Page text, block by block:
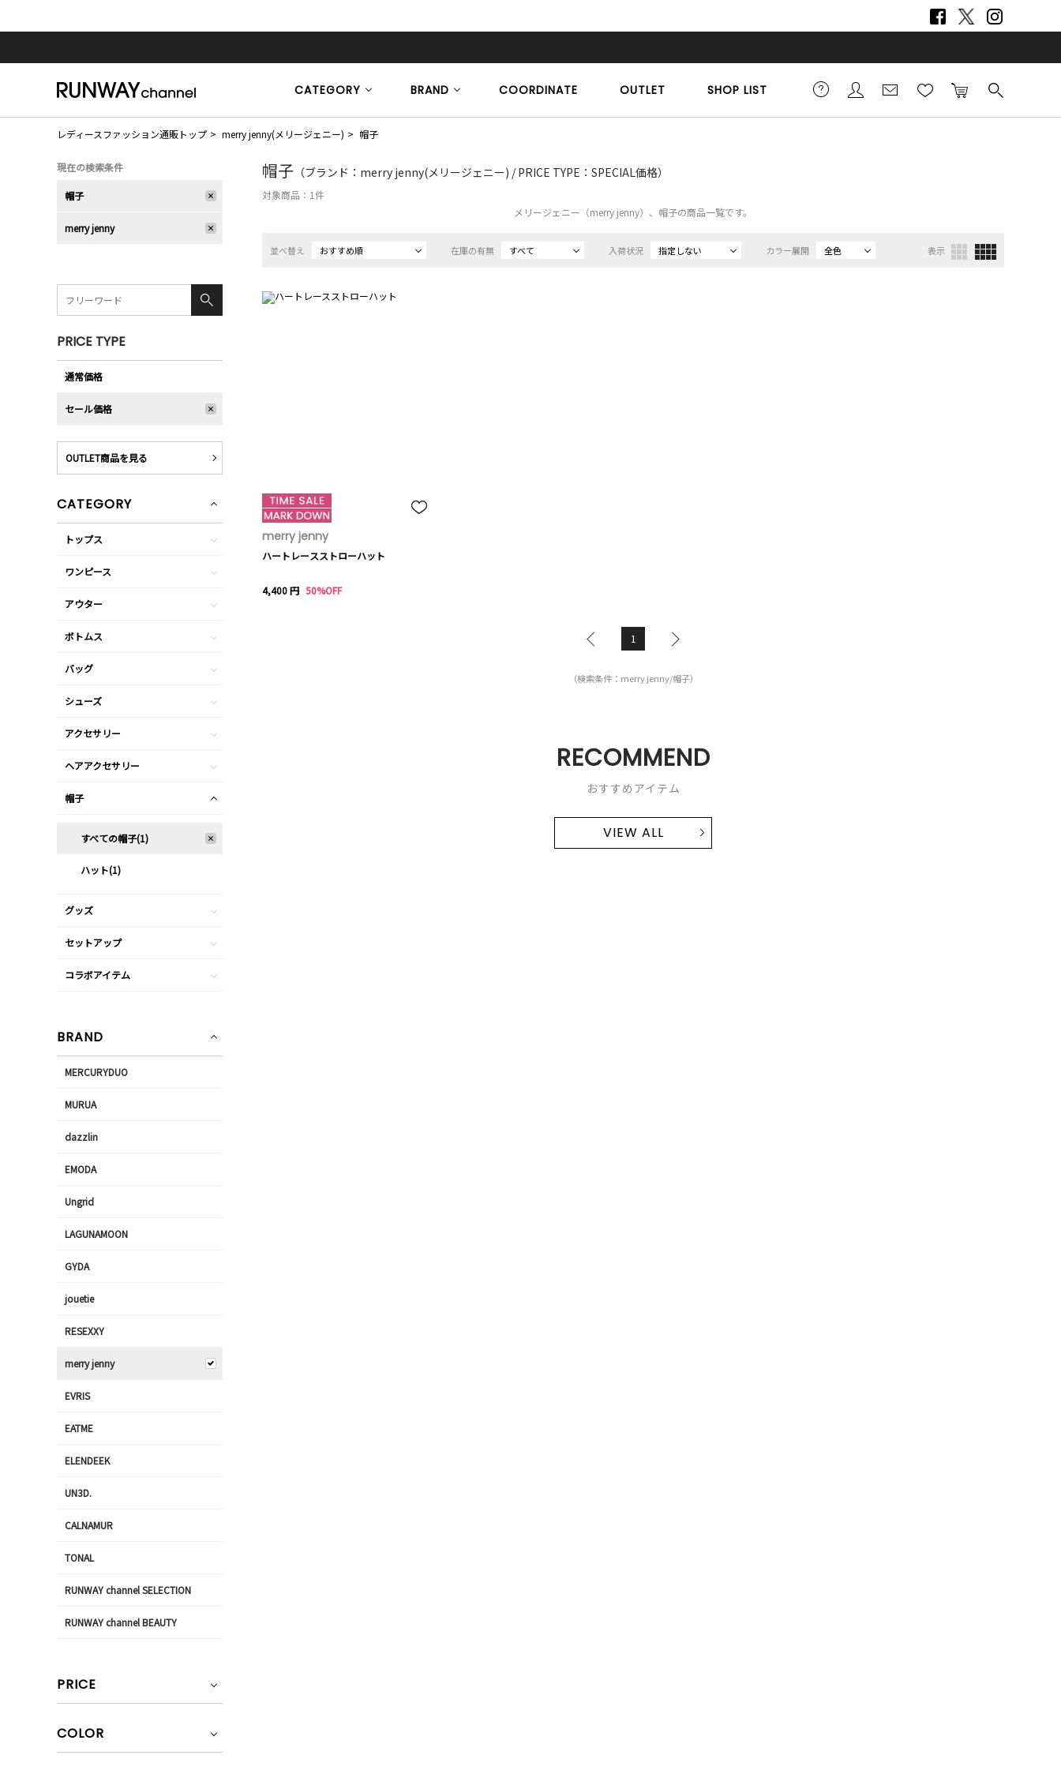
CATEGORY BRAND COORDINATE OUTLET SHOP LIST
レディースファッション通販トップ merry jenny(メリージェニー) 帽子
帽子 （ブランド：merry jenny(メリージェニー) / PRICE TYPE：SPECIAL価格）
対象商品： 1件
メリージェニー（merry jenny）、帽子の商品一覧です。
並べ替え おすすめ順 在庫の有無 すべて 入荷状況 指定しない カラー展開 全色 表示
merry jenny
ハートレースストローハット
4,400 円 50%OFF
1
（検索条件：merry jenny/帽子）
RECOMMEND
おすすめアイテム
VIEW ALL
現在の検索条件
帽子
merry jenny
PRICE TYPE
通常価格
セール価格
OUTLET商品を見る
CATEGORY
トップス
ワンピース
アウター
ボトムス
バッグ
シューズ
アクセサリー
ヘアアクセサリー
帽子
すべての帽子(1)
ハット(1)
グッズ
セットアップ
コラボアイテム
BRAND
MERCURYDUO
MURUA
dazzlin
EMODA
Ungrid
LAGUNAMOON
GYDA
jouetie
RESEXXY
merry jenny
EVRIS
EATME
ELENDEEK
UN3D.
CALNAMUR
TONAL
RUNWAY channel SELECTION
RUNWAY channel BEAUTY
PRICE
COLOR